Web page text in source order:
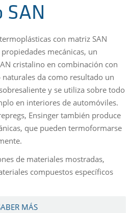
SAN
con matriz SAN
mecánicas, un
cristalino en combinación con
da como resultado un
y se utiliza sobre todo
en interiores de automóviles.
Ensinger también produce
que pueden termoformarse
de materiales mostradas,
compuestos específicos
MÁS